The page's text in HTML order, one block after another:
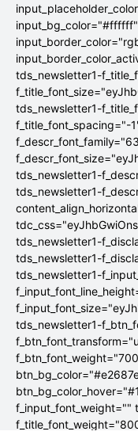
tds_newsletter1-
tds_newsletter1-
f_title_font_spacing="-
tds_newsletter1-
tds_newsletter1-
tds_newsletter1-
tds_newsletter1-
tds_newsletter1-
tds_newsletter1-
f_input_font_weight=""